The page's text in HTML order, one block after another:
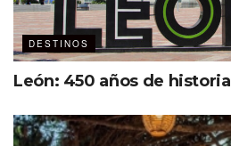
DESTINOS
León: 450 años de historia